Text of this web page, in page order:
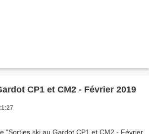
CP1 et CM2 - Février 2019